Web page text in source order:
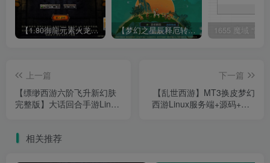
【1.80御龍元素火龙[摸摸登陆器]】战神引擎WIN服务端+GM工具+充值后台+双端+架设教程 【梦幻之星辰释厄转尊享挂机版】MT3换皮梦幻西游Linux服务端+GM后台+双端+源码+架设教程
上一篇
【缥缈西游六阶飞升新幻肤
完整版】大话回合手游Linux
下一篇
【乱世西游】MT3换皮梦幻
西游Linux服务端+源码+GM
相关推荐